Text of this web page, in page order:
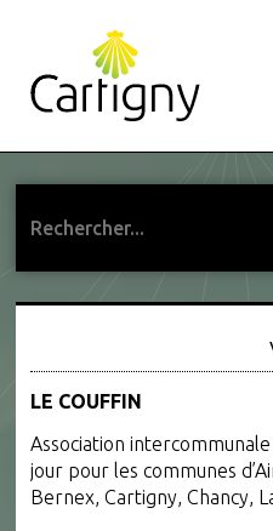
LE COUFFIN
Association
jour pour les communes
Bernex, Cartigny, Chancy,